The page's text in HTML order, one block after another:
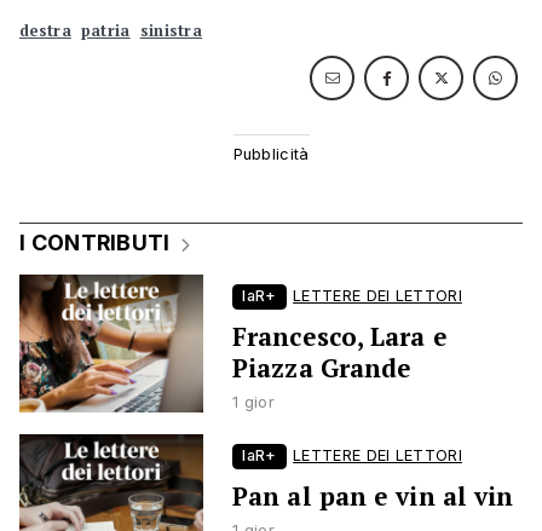
destra patria sinistra
I CONTRIBUTI
laR+ LETTERE DEI LETTORI
Francesco, Lara e
Piazza Grande
1 gior
laR+ LETTERE DEI LETTORI
Pan al pan e vin al vin